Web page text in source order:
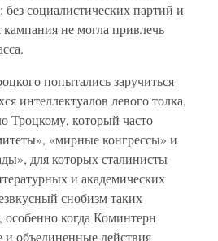
социалистических партий и
не могла привлечь
попытались заручиться
интеллектуалов левого толка.
Троцкому, который часто
«мирные конгрессы» и
для которых сталинисты
и академических
снобизм таких
особенно когда Коминтерн
и объединенные действия